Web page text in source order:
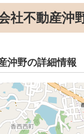
社不動産沖
沖野の詳細情報